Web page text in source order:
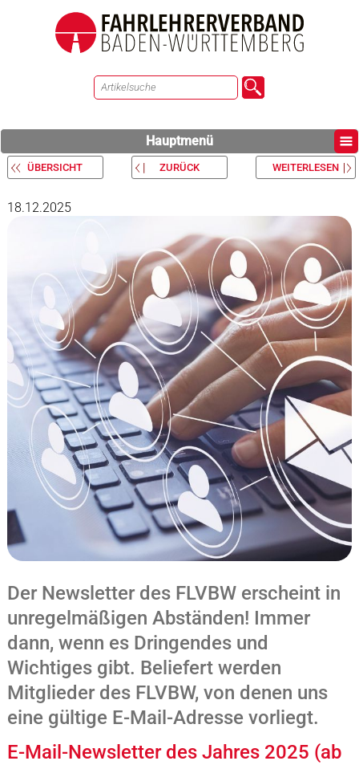
Hauptmenü
ÜBERSICHT ZURÜCK WEITERLESEN
18.12.2025
Der Newsletter des FLVBW erscheint in
unregelmäßigen Abständen! Immer
dann, wenn es Dringendes und
Wichtiges gibt. Beliefert werden
Mitglieder des FLVBW, von denen uns
eine gültige E-Mail-Adresse vorliegt.
E-Mail-Newsletter des Jahres 2025 (ab